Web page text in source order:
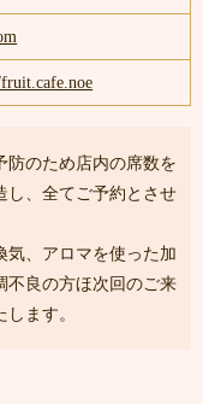
防のため店内の席数を
し、全てご予約とさせ
気、アロマを使った加
不良の方ほ次回のご来
ます。